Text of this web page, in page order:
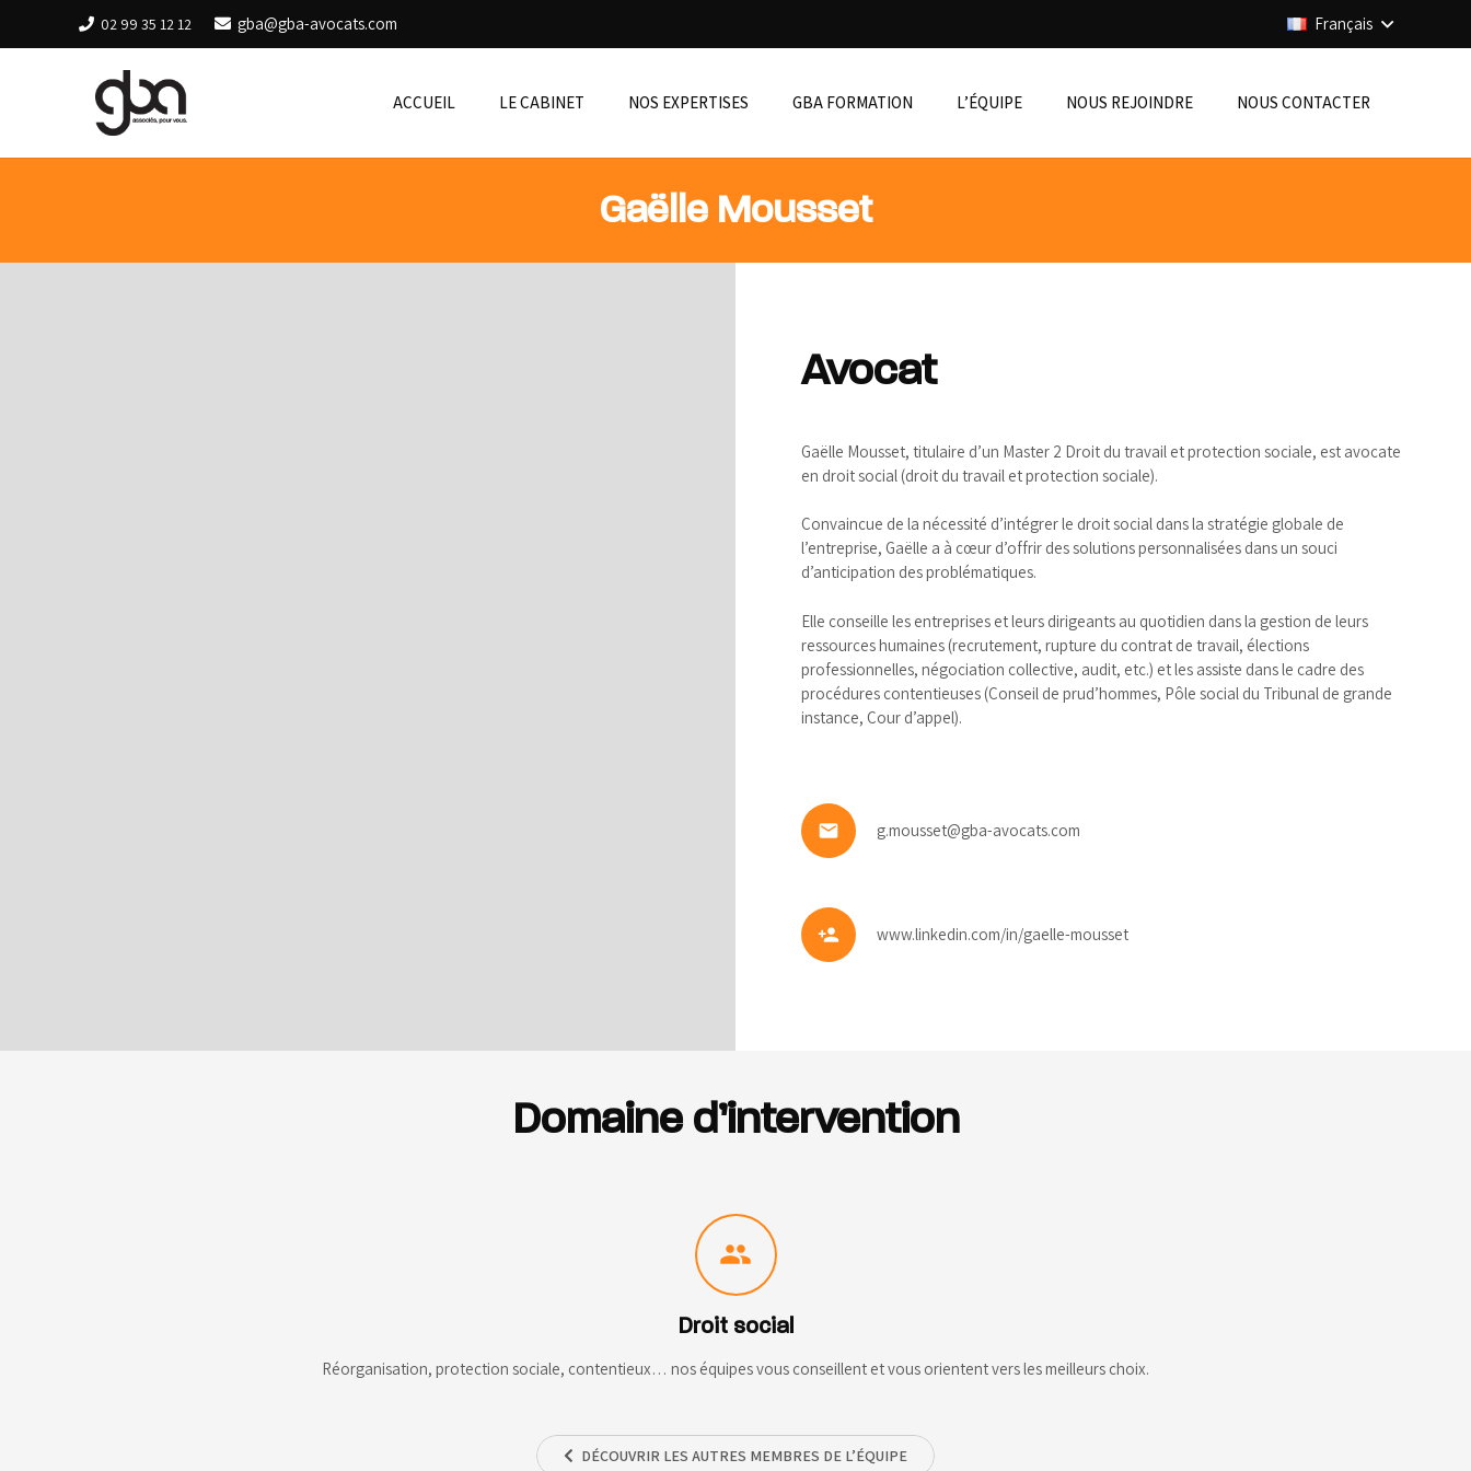
02 99 35 12 12 gba@gba-avocats.com Français
ACCUEIL LE CABINET NOS EXPERTISES GBA FORMATION L’ÉQUIPE NOUS REJOINDRE NOUS CONTACTER
Gaëlle Mousset
Avocat
Gaëlle Mousset, titulaire d’un Master 2 Droit du travail et protection sociale, est avocate
en droit social (droit du travail et protection sociale).
Convaincue de la nécessité d’intégrer le droit social dans la stratégie globale de
l’entreprise, Gaëlle a à cœur d’offrir des solutions personnalisées dans un souci
d’anticipation des problématiques.
Elle conseille les entreprises et leurs dirigeants au quotidien dans la gestion de leurs
ressources humaines (recrutement, rupture du contrat de travail, élections
professionnelles, négociation collective, audit, etc.) et les assiste dans le cadre des
procédures contentieuses (Conseil de prud’hommes, Pôle social du Tribunal de grande
instance, Cour d’appel).
email g.mousset@gba-avocats.com
person_add www.linkedin.com/in/gaelle-mousset
Domaine d’intervention
people
Droit social
Réorganisation, protection sociale, contentieux… nos équipes vous conseillent et vous orientent vers les meilleurs choix.
DÉCOUVRIR LES AUTRES MEMBRES DE L’ÉQUIPE